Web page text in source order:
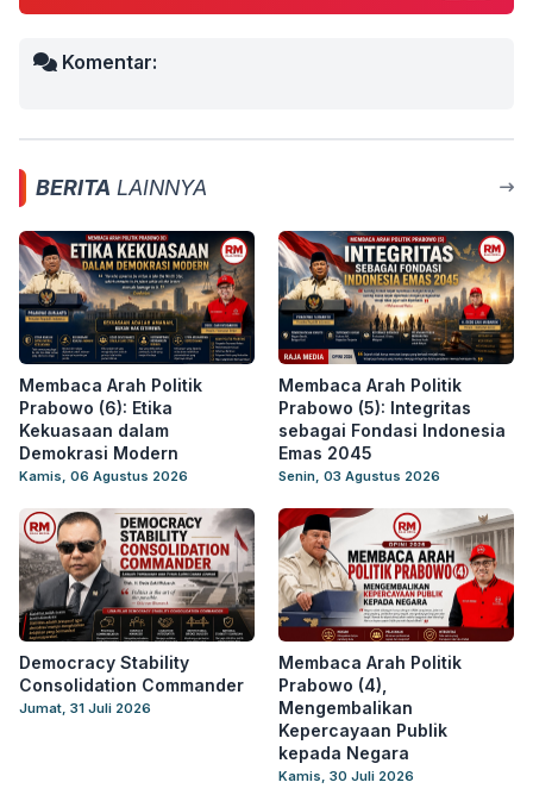
Komentar:
BERITA LAINNYA
Membaca Arah Politik
Prabowo (6): Etika
Kekuasaan dalam
Demokrasi Modern
Kamis, 06 Agustus 2026
Membaca Arah Politik
Prabowo (5): Integritas
sebagai Fondasi Indonesia
Emas 2045
Senin, 03 Agustus 2026
Democracy Stability
Consolidation Commander
Jumat, 31 Juli 2026
Membaca Arah Politik
Prabowo (4),
Mengembalikan
Kepercayaan Publik
kepada Negara
Kamis, 30 Juli 2026